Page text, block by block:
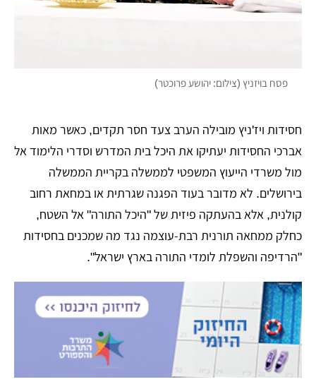
פסח בויזניץ (צילום: יהושע פרוכטר)
חסידות ויז'ניץ מובילה הערב צעד חסר תקדים, כאשר מאות
אברכי החסידות יעתיקו את היכל בית המדרש וסדרי הלימוד אל
מול משרדי הייעוץ המשפטי לממשלה בקריית הממשלה
בירושלים. לא מדובר בעוד הפגנה שגרתית או במחאת רחוב
קולנית, אלא בהעתקה פיזית של "היכל התורה" אל השטח,
כחלק ממחאה תורנית רבת-עוצמה נגד מה שמכנים בחסידות
"הרדיפה והשפלת לומדי התורה בארץ ישראל".